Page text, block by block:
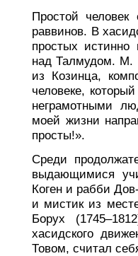
Простой
раввинов. В
простых
над Талмудом. М.
из Козинца,
человеке,
неграмотными
моей жизни
просты!».
Среди
выдающимися
Коген и рабби
и мистик из
Борух
хасидского
Товом, считал